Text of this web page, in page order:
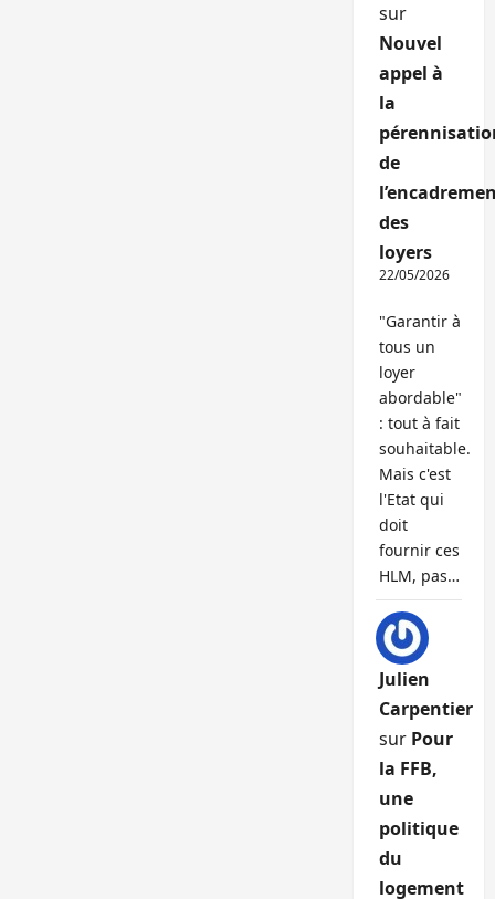
sur
Nouvel
appel à
la
de
des
loyers
22/05/2026
"Garantir à
tous un
loyer
abordable"
: tout à fait
souhaitable.
Mais c'est
l'Etat qui
doit
fournir ces
HLM, pas…
Julien
Carpentier
sur Pour
la FFB,
une
politique
du
logement